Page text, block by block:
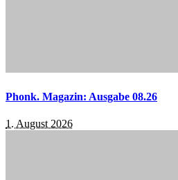
Phonk. Magazin: Ausgabe 08.26
1. August 2026